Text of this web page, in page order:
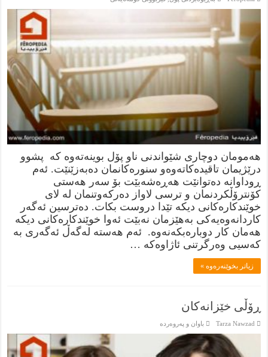
هەمومان دوچاری شێواندنی ناو پۆل بوینەتەوە کە پشوو
درێژیمان تاقیدەکاتەوەو سنورەکانمان دەبەزێنێت. ئەم
ڕوداوانە دەتوانێت هەڕەشەبێت بۆ سەر هەستی
کۆنترۆڵکردنمان و ترسی لاواز دەرکەوتنمان لە لای
خوێندکارەکانی دیکە تێدا دروست بکات. دەترسین ئەگەر
کاردانەوەیەکی بەهێزمان نەبێت ئەوا خوێندکارەکانی دیکە
هەمان کار دوبارەبکەنەوە. ئەم هەستە لەگەڵ ئەگەری بە
کەسیی وەرگرتنی ئاژاوەکە …
زياتر بخوێنەرەوە »
ڕۆڵی خێزانەکان
Tarza Nawzad باوان و پەروەردە